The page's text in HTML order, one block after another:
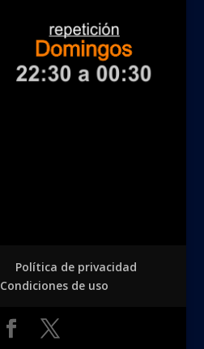
Política de privacidad
Condiciones de uso